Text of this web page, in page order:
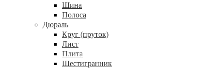
Шина
Полоса
Дюраль
Круг (пруток)
Лист
Плита
Шестигранник